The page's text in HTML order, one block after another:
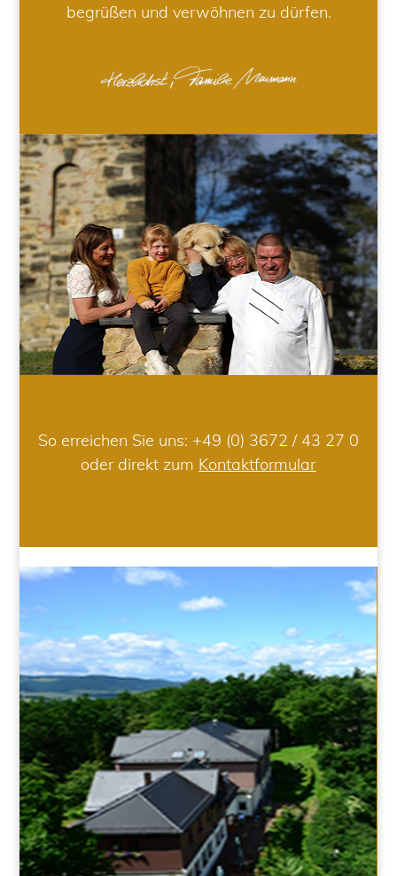
begrüßen und verwöhnen zu dürfen.
So erreichen Sie uns: +49 (0) 3672 / 43 27 0
oder direkt zum Kontaktformular
HOTEL